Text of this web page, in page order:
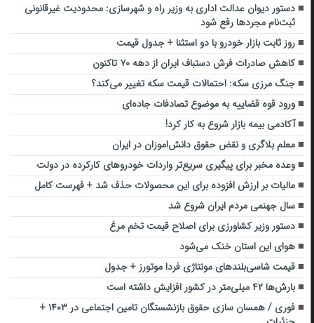
دستور دیوان عدالت اداری به وزیر راه و شهرسازی: محدودیت غیرقانونی
ثبت‌نام مجردها رفع شود
روز ثابت بازار خودرو با دو استثنا + جدول قیمت
کاهش صادرات فرش دستباف ایران از دهه ۷۰ تاکنون
جنگ مرزی سکه: احتمالات قیمت سکه تغییر می‌کند؟
ورود قوه قضاییه به موضوع تصادفات جاده‌ای
آکادمی بیمه بازار شروع به کار کرد!
معلم بلاگری و نقض حقوق دانش‌اموزان در ایران
وعده مخبر برای پیگیری سریع‌تر واردات خودروهای کارکرده در دولت
مالیات بر ارزش افزوده برای این محصولات حذف شد + فهرست کامل
سال جهنمی مردم ایران شروع شد
دستور وزیر کشاورزی برای اصلاح قیمت تخم مرغ
هوای این استان خنک می‌شود
قیمت شاسی‌بلندهای مونتاژی فردا موتورز + جدول
بارش‌ها ۴۲ میلی‌متر در کشور افزایش داشته است
فوری / همسان سازی حقوق بازنشستگان تامین اجتماعی در ۱۴۰۳ +